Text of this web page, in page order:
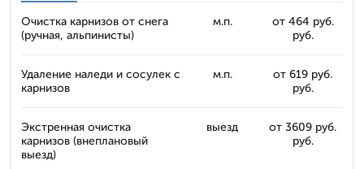
Очистка карнизов от снега
(ручная, альпинисты)
м.п.
от 464 руб.
руб.
Удаление наледи и сосулек с
карнизов
м.п.
от 619 руб.
руб.
Экстренная очистка
карнизов (внеплановый
выезд)
выезд
от 3609 руб.
руб.